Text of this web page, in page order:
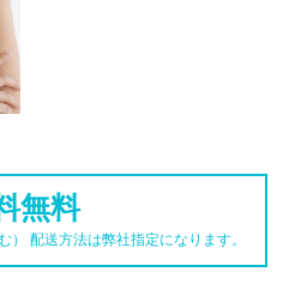
無料
配送方法は弊社指定になります。